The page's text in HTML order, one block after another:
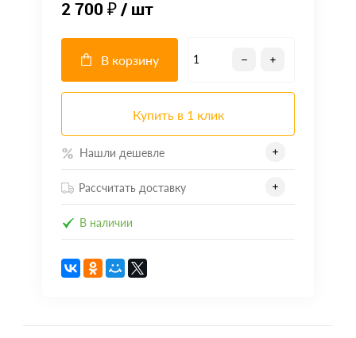
2 700 ₽/ шт
В корзину
Купить в 1 клик
Нашли дешевле
Рассчитать доставку
В наличии